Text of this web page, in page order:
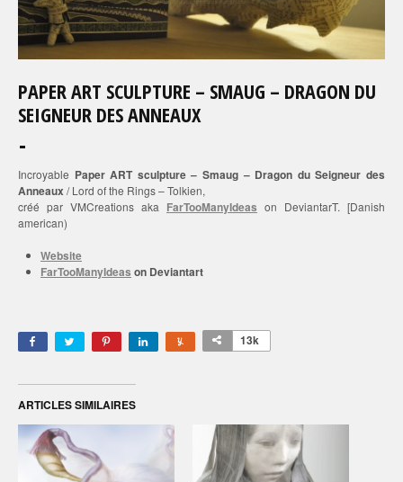
PAPER ART SCULPTURE – SMAUG – DRAGON DU
SEIGNEUR DES ANNEAUX
Incroyable Paper ART sculpture – Smaug – Dragon du Seigneur des
Anneaux / Lord of the Rings – Tolkien,
créé par VMCreations aka FarTooManyIdeas on DeviantarT. [Danish
american)
Website
FarTooManyIdeas on Deviantart
13k
ARTICLES SIMILAIRES